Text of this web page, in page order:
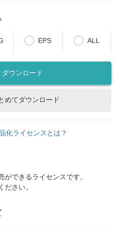
EPS ALL
ダウンロード
めてダウンロード
化ライセンスとは？
ができるライセンスです。
ださい。